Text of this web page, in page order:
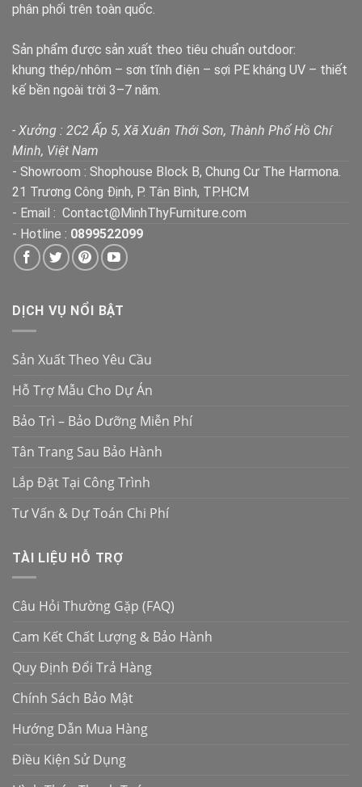
phân phối trên toàn quốc.
Sản phẩm được sản xuất theo tiêu chuẩn outdoor:
khung thép/nhôm – sơn tĩnh điện – sợi PE kháng UV – thiết
kế bền ngoài trời 3–7 năm.
- Xưởng : 2C2 Ấp 5, Xã Xuân Thới Sơn, Thành Phố Hồ Chí
Minh, Việt Nam
- Showroom : Shophouse Block B, Chung Cư The Harmona.
21 Trương Công Định, P. Tân Bình, TP.HCM
- Email : Contact@MinhThyFurniture.com
- Hotline : 0899522099
DỊCH VỤ NỔI BẬT
Sản Xuất Theo Yêu Cầu
Hỗ Trợ Mẫu Cho Dự Án
Bảo Trì – Bảo Dưỡng Miễn Phí
Tân Trang Sau Bảo Hành
Lắp Đặt Tại Công Trình
Tư Vấn & Dự Toán Chi Phí
TÀI LIỆU HỖ TRỢ
Câu Hỏi Thường Gặp (FAQ)
Cam Kết Chất Lượng & Bảo Hành
Quy Định Đổi Trả Hàng
Chính Sách Bảo Mật
Hướng Dẫn Mua Hàng
Điều Kiện Sử Dụng